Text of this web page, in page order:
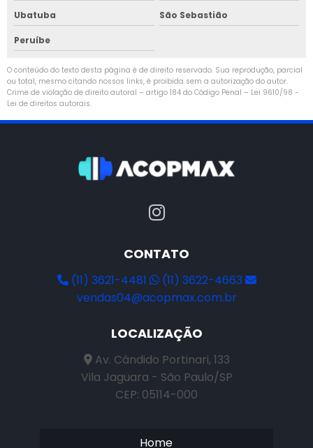
Ubatuba São Sebastião
Peruíbe
O conteúdo do texto desta página é de direito reservado. Sua reprodução, parcial
ou total, mesmo citando nossos links, é proibida sem a autorização do autor.
Crime de violação de direito autoral – artigo 184 do Código Penal – Lei 9610/98 -
Lei de direitos autorais.
CONTATO
(11) 3621-4481
(11) 3622-4663
vendas04@acopmax.com.br
LOCALIZAÇÃO
Av. Cândido Portinari, 133
Vila Jaguara - São Paulo/SP
CEP: 05114-000
Home